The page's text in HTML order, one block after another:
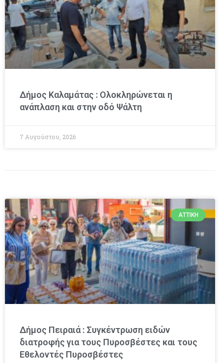
Δήμος Καλαμάτας : Ολοκληρώνεται η
ανάπλαση και στην οδό Ψάλτη
7 Αυγούστου, 2026
ΑΤΤΙΚΉ
Δήμος Πειραιά : Συγκέντρωση ειδών
διατροφής για τους Πυροσβέστες και τους
Εθελοντές Πυροσβέστες